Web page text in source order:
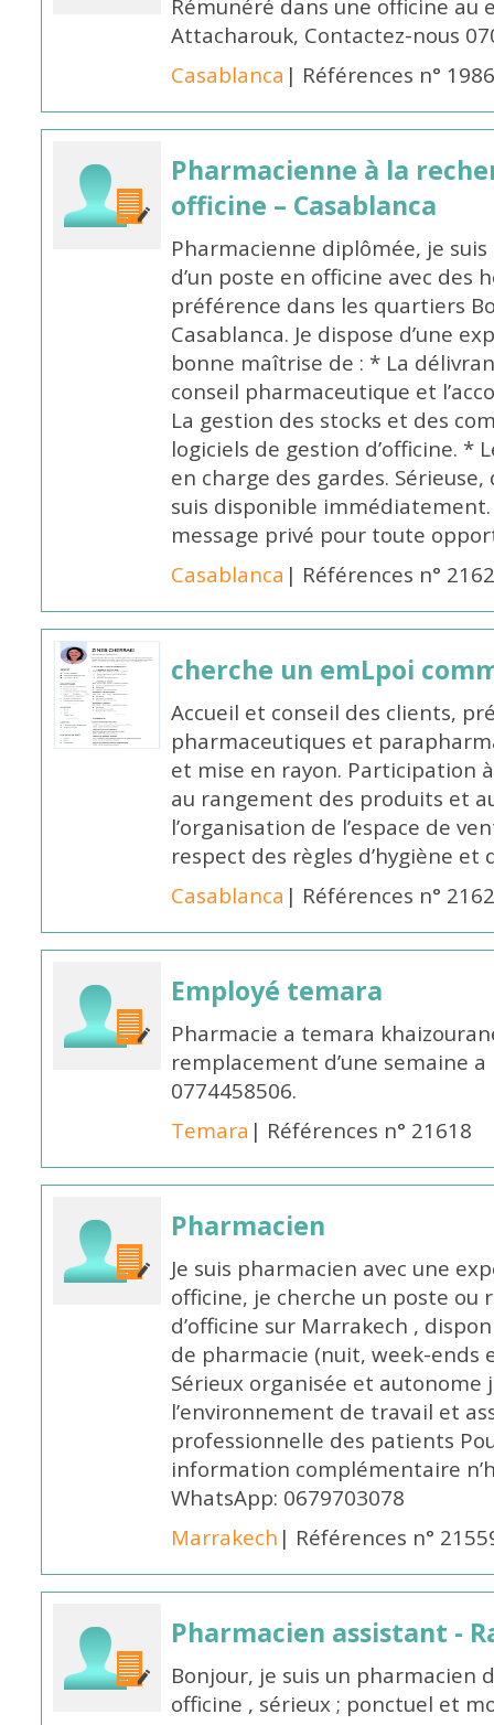
Rémunéré dans une officine au
Attacharouk, Contactez-nous
Casablanca | Références n°
Pharmacienne à la
officine – Casablanca
Pharmacienne diplômée, je
d’un poste en officine avec des
préférence dans les quartiers
Casablanca. Je dispose d’une
bonne maîtrise de : * La
conseil pharmaceutique et
La gestion des stocks et des
logiciels de gestion d’officine. *
en charge des gardes.
suis disponible
message privé pour toute
Casablanca | Références n°
cherche un emLpoi
Accueil et conseil des clients,
pharmaceutiques et
et mise en rayon. Participation
au rangement des produits et
l’organisation de l’espace de
respect des règles d’hygiène et
Casablanca | Références n°
Employé temara
Pharmacie a temara
remplacement d’une semaine
0774458506.
Temara | Références n° 21618
Pharmacien
Je suis pharmacien avec une
officine, je cherche un poste
d’officine sur Marrakech ,
de pharmacie (nuit, week-ends
Sérieux organisée et autonome
l’environnement de travail et
professionnelle des patients
information complémentaire
WhatsApp: 0679703078
Marrakech | Références n°
Pharmacien assistant -
Bonjour, je suis un pharmacien
officine , sérieux ; ponctuel et